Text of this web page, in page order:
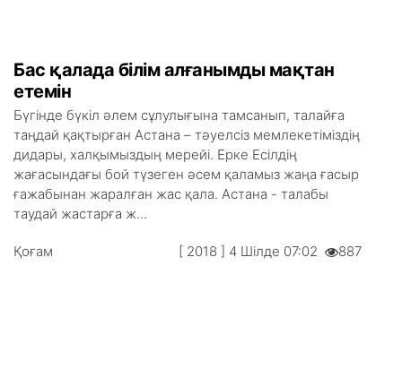
Бас қалада білім алғанымды мақтан
етемін
Бүгінде бүкіл әлем сұлулығына тамсанып, талайға
таңдай қақтырған Астана – тәуелсіз мемлекетіміздің
дидары, халқымыздың мерейі. Ерке Есілдің
жағасындағы бой түзеген әсем қаламыз жаңа ғасыр
ғажабынан жаралған жас қала. Астана - талабы
таудай жастарға ж...
Қоғам [ 2018 ] 4 Шілде 07:02 887